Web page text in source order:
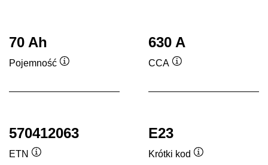
70 Ah
Pojemność
630 A
CCA
570412063
ETN
E23
Krótki kod